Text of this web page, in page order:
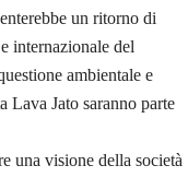
un ritorno di
internazionale del
ambientale e
Lava Jato saranno parte
una visione della società